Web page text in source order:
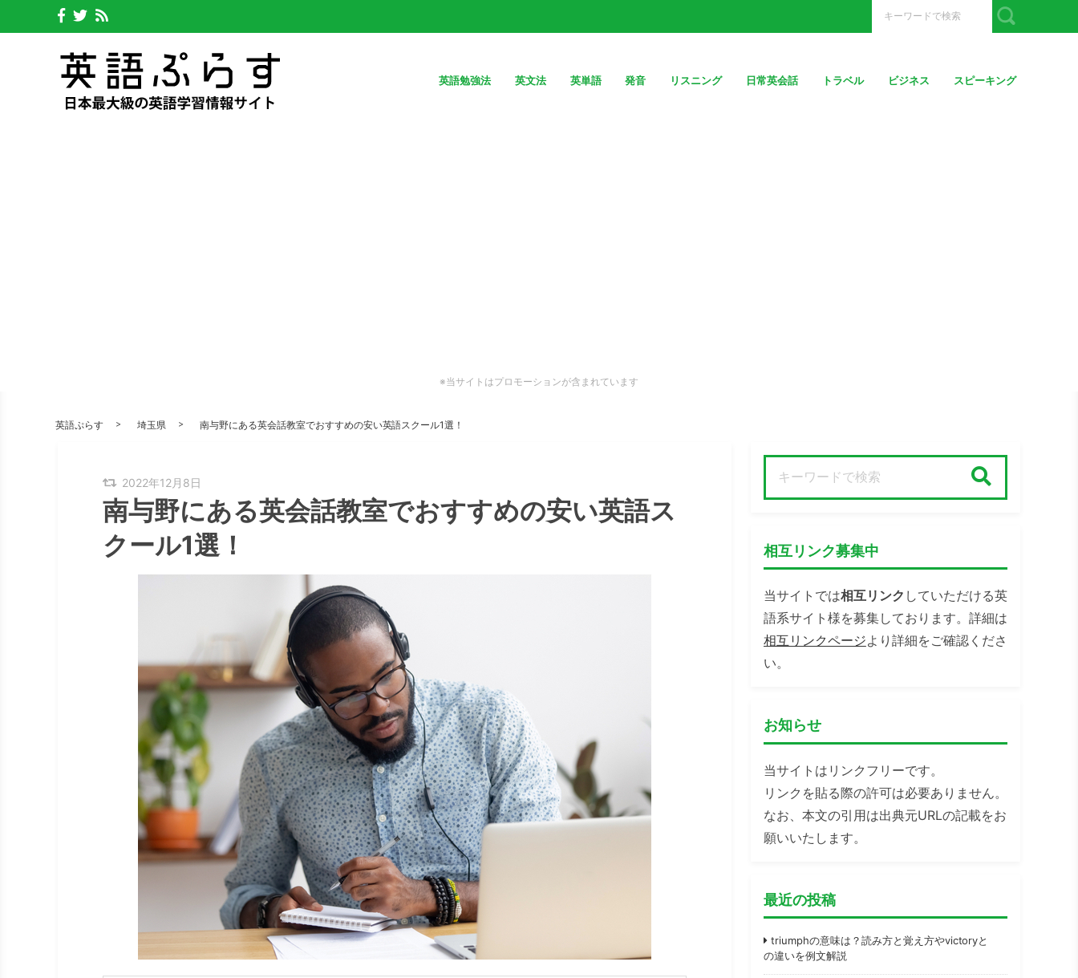
英語勉強法 英文法 英単語 発音 リスニング 日常英会話 トラベル ビジネス スピーキング
※当サイトはプロモーションが含まれています
英語ぷらす 埼玉県 南与野にある英会話教室でおすすめの安い英語スクール1選！
2022年12月8日
南与野にある英会話教室でおすすめの安い英語ス
クール1選！
相互リンク募集中
当サイトでは相互リンク していただける英
語系サイト様を募集しております。詳細は
相互リンクページより詳細をご確認くださ
い。
お知らせ
当サイトはリンクフリーです。
リンクを貼る際の許可は必要ありません。
なお、本文の引用は出典元URLの記載をお
願いいたします。
最近の投稿
triumphの意味は？読み方と覚え方やvictoryと
の違いを例文解説